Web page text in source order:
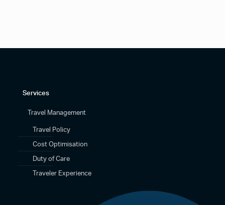
Services
Travel Management
Travel Policy
Cost Optimisation
Duty of Care
Traveler Experience